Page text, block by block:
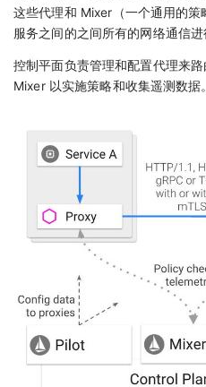
这些代理和 Mixer（一个通用的
服务之间的之间所有的网络通信进
控制平面负责管理和配置代理来
Mixer 以实施策略和收集遥测数据。